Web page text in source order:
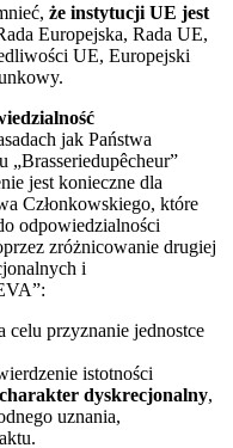
że instytucji UE jest
Europejska, Rada UE,
UE, Europejski
jak Państwa
„Brasseriedupêcheur”
jest konieczne dla
Członkowskiego, które
odpowiedzialności
zróżnicowanie drugiej
i
celu przyznanie jednostce
istotności
dyskrecjonalny,
uznania,